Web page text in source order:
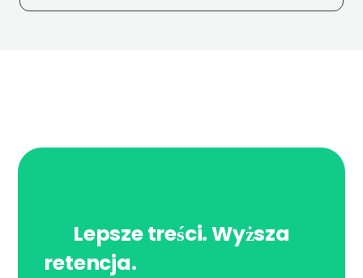
Lepsze treści. Wyższa
retencja.